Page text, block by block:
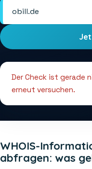
Der Check ist gerade
erneut versuchen.
WHOIS-
abfragen: was